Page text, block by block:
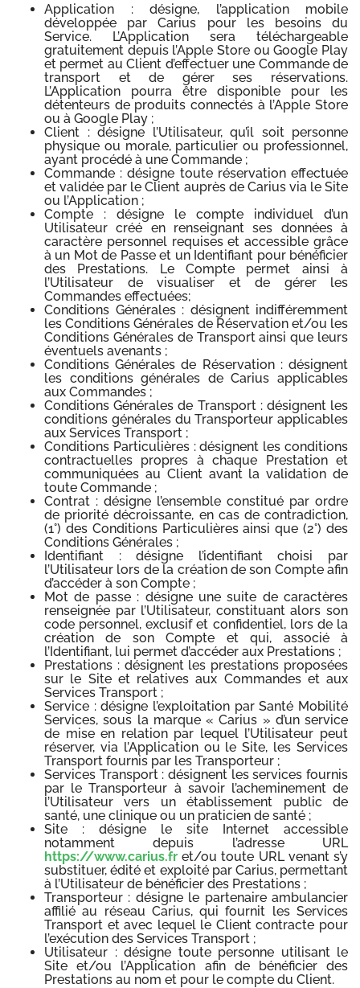
Application : désigne, l’application mobile
développée par Carius pour les besoins du
Service. L’Application sera téléchargeable
gratuitement depuis l’Apple Store ou Google Play
et permet au Client d’effectuer une Commande de
transport et de gérer ses réservations.
L’Application pourra être disponible pour les
détenteurs de produits connectés à l’Apple Store
ou à Google Play ;
Client : désigne l’Utilisateur, qu’il soit personne
physique ou morale, particulier ou professionnel,
ayant procédé à une Commande ;
Commande : désigne toute réservation effectuée
et validée par le Client auprès de Carius via le Site
ou l’Application ;
Compte : désigne le compte individuel d’un
Utilisateur créé en renseignant ses données à
caractère personnel requises et accessible grâce
à un Mot de Passe et un Identifiant pour bénéficier
des Prestations. Le Compte permet ainsi à
l’Utilisateur de visualiser et de gérer les
Commandes effectuées;
Conditions Générales : désignent indifféremment
les Conditions Générales de Réservation et/ou les
Conditions Générales de Transport ainsi que leurs
éventuels avenants ;
Conditions Générales de Réservation : désignent
les conditions générales de Carius applicables
aux Commandes ;
Conditions Générales de Transport : désignent les
conditions générales du Transporteur applicables
aux Services Transport ;
Conditions Particulières : désignent les conditions
contractuelles propres à chaque Prestation et
communiquées au Client avant la validation de
toute Commande ;
Contrat : désigne l’ensemble constitué par ordre
de priorité décroissante, en cas de contradiction,
(1°) des Conditions Particulières ainsi que (2°) des
Conditions Générales ;
Identifiant : désigne l’identifiant choisi par
l’Utilisateur lors de la création de son Compte afin
d’accéder à son Compte ;
Mot de passe : désigne une suite de caractères
renseignée par l’Utilisateur, constituant alors son
code personnel, exclusif et confidentiel, lors de la
création de son Compte et qui, associé à
l’Identifiant, lui permet d’accéder aux Prestations ;
Prestations : désignent les prestations proposées
sur le Site et relatives aux Commandes et aux
Services Transport ;
Service : désigne l’exploitation par Santé Mobilité
Services, sous la marque « Carius » d’un service
de mise en relation par lequel l’Utilisateur peut
réserver, via l’Application ou le Site, les Services
Transport fournis par les Transporteur ;
Services Transport : désignent les services fournis
par le Transporteur à savoir l’acheminement de
l’Utilisateur vers un établissement public de
santé, une clinique ou un praticien de santé ;
Site : désigne le site Internet accessible
notamment depuis l’adresse URL
https://www.carius.fr et/ou toute URL venant s’y
substituer, édité et exploité par Carius, permettant
à l’Utilisateur de bénéficier des Prestations ;
Transporteur : désigne le partenaire ambulancier
affilié au réseau Carius, qui fournit les Services
Transport et avec lequel le Client contracte pour
l’exécution des Services Transport ;
Utilisateur : désigne toute personne utilisant le
Site et/ou l’Application afin de bénéficier des
Prestations au nom et pour le compte du Client.